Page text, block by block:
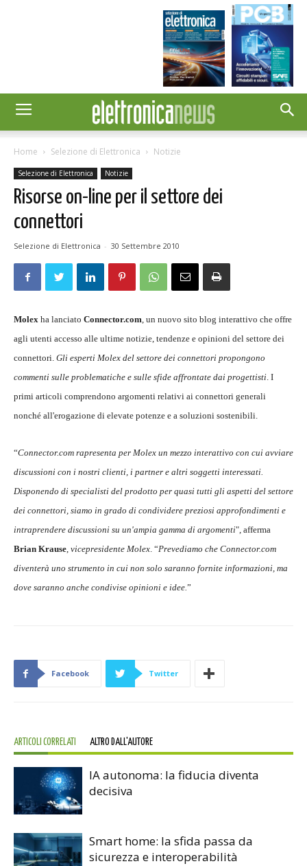
Home Selezione di Elettronica Notizie
Selezione di Elettronica Notizie
Risorse on-line per il settore dei
connettori
Selezione di Elettronica - 30 Settembre 2010
Molex ha lanciato Connector.com, un nuovo sito blog interattivo che offre
agli utenti accesso alle ultime notizie, tendenze e opinioni del settore dei
connettori. Gli esperti Molex del settore dei connettori propongono
commenti sulle problematiche e sulle sfide affrontate dai progettisti. I
primi articoli comprendono argomenti relativi ai connettori generali
nonché all'erogazione di elevate potenze e a soluzioni sostenibili.
“Connector.com rapresenta per Molex un mezzo interattivo con cui avviare
discussioni con i nostri clienti, i partner e altri soggetti interessati.
Disponendo di specialisti del prodotto per quasi tutti gli aspetti del settore
dei connettori, siamo in grado di condividere preziosi approfondimenti e
intraprendere discussioni su un'ampia gamma di argomenti", afferma
Brian Krause, vicepresidente Molex. “Prevediamo che Connector.com
diventerà uno strumento in cui non solo saranno fornite informazioni, ma
dove saranno anche condivise opinioni e idee.”
Facebook Twitter
ARTICOLI CORRELATI ALTRO DALL'AUTORE
IA autonoma: la fiducia diventa
decisiva
Smart home: la sfida passa da
sicurezza e interoperabilità